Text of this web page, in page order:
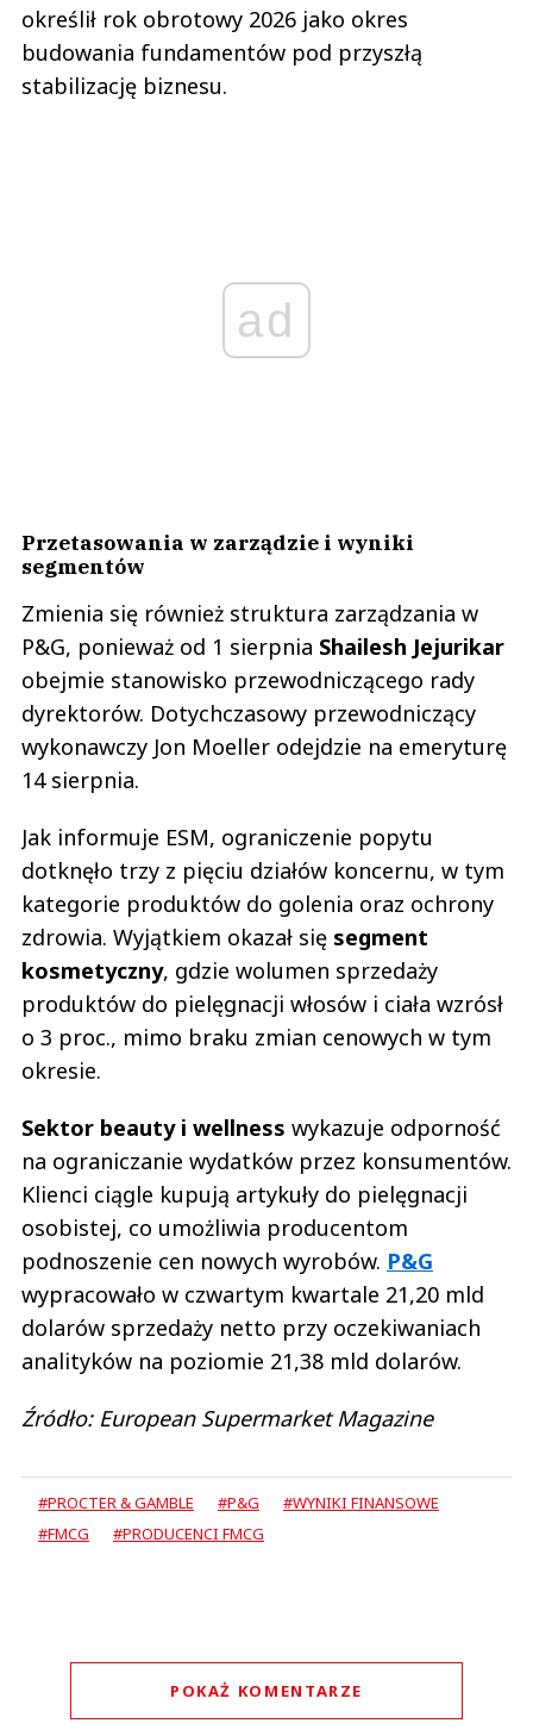
określił rok obrotowy 2026 jako okres
budowania fundamentów pod przyszłą
stabilizację biznesu.
ad
Przetasowania w zarządzie i wyniki
segmentów
Zmienia się również struktura zarządzania w
P&G, ponieważ od 1 sierpnia Shailesh Jejurikar
obejmie stanowisko przewodniczącego rady
dyrektorów. Dotychczasowy przewodniczący
wykonawczy Jon Moeller odejdzie na emeryturę
14 sierpnia.
Jak informuje ESM, ograniczenie popytu
dotknęło trzy z pięciu działów koncernu, w tym
kategorie produktów do golenia oraz ochrony
zdrowia. Wyjątkiem okazał się segment
kosmetyczny, gdzie wolumen sprzedaży
produktów do pielęgnacji włosów i ciała wzrósł
o 3 proc., mimo braku zmian cenowych w tym
okresie.
Sektor beauty i wellness wykazuje odporność
na ograniczanie wydatków przez konsumentów.
Klienci ciągle kupują artykuły do pielęgnacji
osobistej, co umożliwia producentom
podnoszenie cen nowych wyrobów. P&G
wypracowało w czwartym kwartale 21,20 mld
dolarów sprzedaży netto przy oczekiwaniach
analityków na poziomie 21,38 mld dolarów.
Źródło: European Supermarket Magazine
#PROCTER & GAMBLE #P&G
#WYNIKI FINANSOWE
#FMCG
#PRODUCENCI FMCG
POKAŻ KOMENTARZE